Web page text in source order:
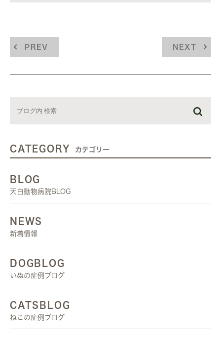
PREV NEXT
CATEGORY カテゴリー
BLOG
天白動物病院BLOG
NEWS
新着情報
DOGBLOG
いぬの症例ブログ
CATSBLOG
ねこの症例ブログ